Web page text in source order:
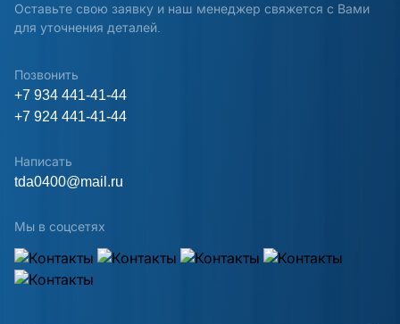
Оставьте свою заявку и наш менеджер свяжется с Вами
для уточнения деталей.
Позвонить
+7 934 441-41-44
+7 924 441-41-44
Написать
tda0400@mail.ru
Мы в соцсетях